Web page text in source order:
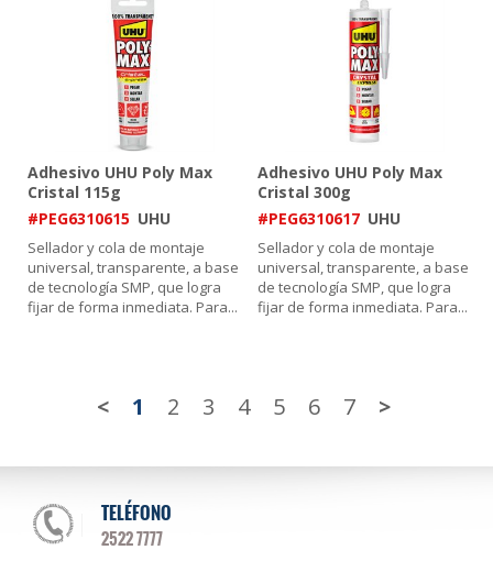
Adhesivo UHU Poly Max
Cristal 115g
#PEG6310615 UHU
Sellador y cola de montaje
universal, transparente, a base
de tecnología SMP, que logra
fijar de forma inmediata. Para...
Adhesivo UHU Poly Max
Cristal 300g
#PEG6310617 UHU
Sellador y cola de montaje
universal, transparente, a base
de tecnología SMP, que logra
fijar de forma inmediata. Para...
< 1 2 3 4 5 6 7 >
TELÉFONO
2522 7777